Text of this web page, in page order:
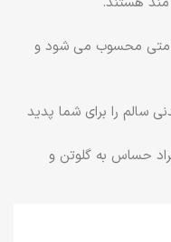
محسوب می شود و
سالم را برای شما پدید
حساس به گلوتن و